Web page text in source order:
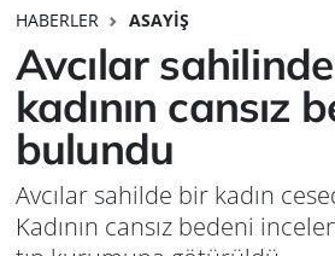
HABERLER ASAYIŞ
Avcılar
kadının cansız
bulundu
Avcılar sahilde bir kadın
Kadının cansız bedeni